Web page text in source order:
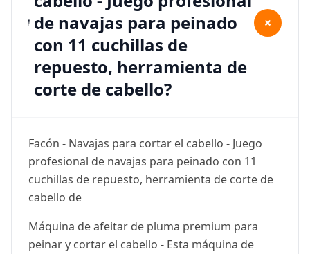
de navajas para peinado
con 11 cuchillas de
repuesto, herramienta de
corte de cabello?
+
Facón - Navajas para cortar el cabello - Juego
profesional de navajas para peinado con 11
cuchillas de repuesto, herramienta de corte de
cabello de
Máquina de afeitar de pluma premium para
peinar y cortar el cabello - Esta máquina de